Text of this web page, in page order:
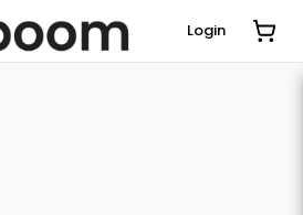
Login